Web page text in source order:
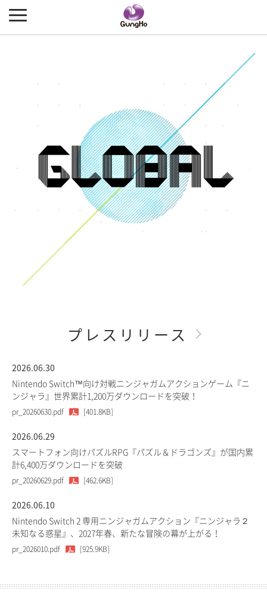
プレスリリース
2026.06.30
Nintendo Switch™向け対戦ニンジャガムアクションゲーム『ニ
ンジャラ』世界累計1,200万ダウンロードを突破！
pr_20260630.pdf [401.8KB]
2026.06.29
スマートフォン向けパズルRPG『パズル＆ドラゴンズ』が国内累
計6,400万ダウンロードを突破
pr_20260629.pdf [462.6KB]
2026.06.10
Nintendo Switch 2 専用ニンジャガムアクション『ニンジャラ２
未知なる惑星』、2027年春、新たな冒険の幕が上がる！
pr_2026010.pdf [925.9KB]